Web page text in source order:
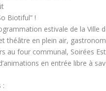
Biotiful” !
estivale de la Ville
théâtre en plein air,
au four communal, Soirées
en entrée libre à
: